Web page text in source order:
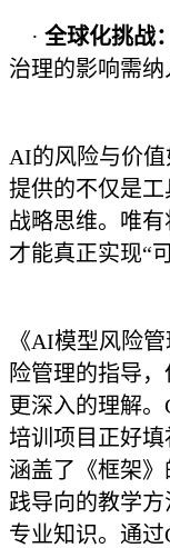
· 全球化挑战：
治理的影响需纳
AI的风险与价值
提供的不仅是
战略思维。唯有
才能真正实现“
《AI模型风险
险管理的指导
更深入的理解
培训项目正好
涵盖了《框架
践导向的教学
专业知识。通